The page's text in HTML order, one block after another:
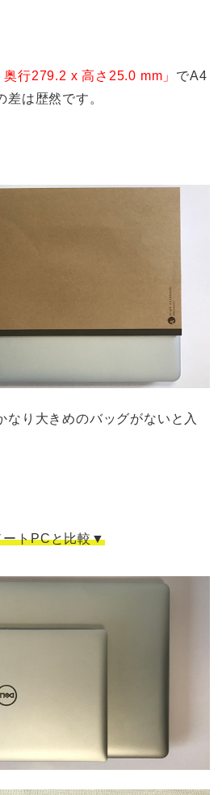
奥行279.2 x 高さ25.0 mm」 でA4
は歴然です。
なり大きめのバッグがないと入
ートPCと比較▼